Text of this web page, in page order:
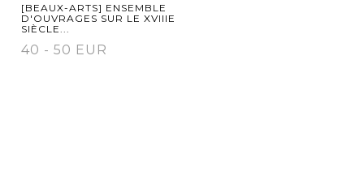
[BEAUX-ARTS] ENSEMBLE
D'OUVRAGES SUR LE XVIIIE
SIÈCLE...
40 - 50 EUR